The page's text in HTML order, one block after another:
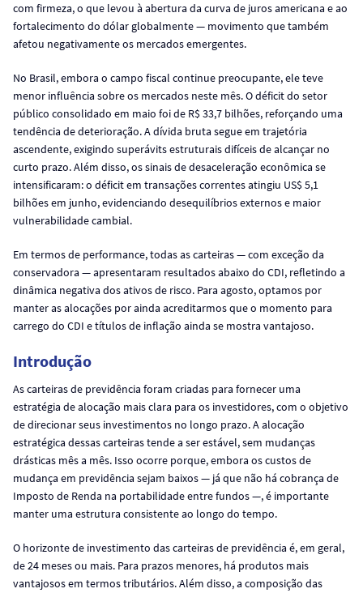
com firmeza, o que levou à abertura da curva de juros americana e ao
fortalecimento do dólar globalmente — movimento que também
afetou negativamente os mercados emergentes.
No Brasil, embora o campo fiscal continue preocupante, ele teve
menor influência sobre os mercados neste mês. O déficit do setor
público consolidado em maio foi de R$ 33,7 bilhões, reforçando uma
tendência de deterioração. A dívida bruta segue em trajetória
ascendente, exigindo superávits estruturais difíceis de alcançar no
curto prazo. Além disso, os sinais de desaceleração econômica se
intensificaram: o déficit em transações correntes atingiu US$ 5,1
bilhões em junho, evidenciando desequilíbrios externos e maior
vulnerabilidade cambial.
Em termos de performance, todas as carteiras — com exceção da
conservadora — apresentaram resultados abaixo do CDI, refletindo a
dinâmica negativa dos ativos de risco. Para agosto, optamos por
manter as alocações por ainda acreditarmos que o momento para
carrego do CDI e títulos de inflação ainda se mostra vantajoso.
Introdução
As carteiras de previdência foram criadas para fornecer uma
estratégia de alocação mais clara para os investidores, com o objetivo
de direcionar seus investimentos no longo prazo. A alocação
estratégica dessas carteiras tende a ser estável, sem mudanças
drásticas mês a mês. Isso ocorre porque, embora os custos de
mudança em previdência sejam baixos — já que não há cobrança de
Imposto de Renda na portabilidade entre fundos —, é importante
manter uma estrutura consistente ao longo do tempo.
O horizonte de investimento das carteiras de previdência é, em geral,
de 24 meses ou mais. Para prazos menores, há produtos mais
vantajosos em termos tributários. Além disso, a composição das